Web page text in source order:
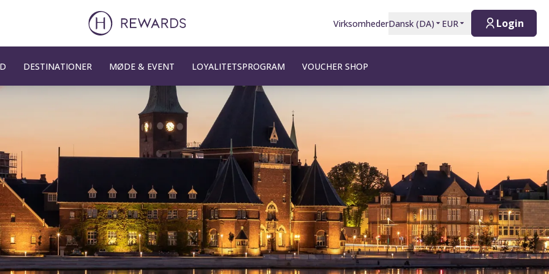
VirksomhederDansk (DA) EUR Login
DESTINATIONER MØDE & EVENT LOYALITETSPROGRAM VOUCHER SHOP